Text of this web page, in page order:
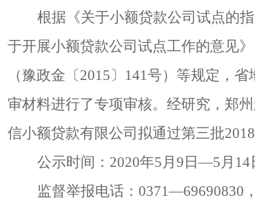
根据《关于小额贷款公司试点的
于开展小额贷款公司试点工作的意见
（豫政金〔2015〕141号）等规定，
审材料进行了专项审核。经研究，郑
信小额贷款有限公司拟通过第三批
公示时间：2020年5月9日—5月14
监督举报电话：0371—69690830